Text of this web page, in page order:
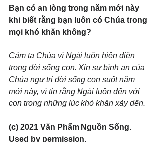
Bạn có an lòng trong năm mới này
khi biết rằng bạn luôn có Chúa trong
mọi khó khăn không?
Cảm tạ Chúa vì Ngài luôn hiện diện
trong đời sống con. Xin sự bình an của
Chúa ngự trị đời sống con suốt năm
mới này, vì tin rằng Ngài luôn đến với
con trong những lúc khó khăn xảy đến.
(c) 2021 Văn Phẩm Nguồn Sống.
Used by permission.